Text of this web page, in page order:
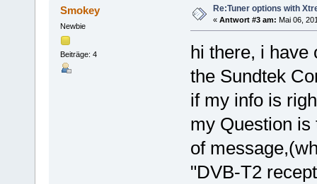
Smokey
Newbie
Beiträge: 4
Re:Tuner options with
« Antwort #3 am: Mai 06,
hi there, i have
the Sundtek
if my info is
my Question
of
"DVB-T2